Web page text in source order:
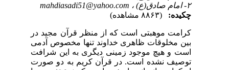
mahdiasadi51@yahoo.com
چکیده:
کرامت موهبتی است که از منظر قرآن مجید در
بین مخلوقات ظاهری خداوند تنها مخصوص آدمی
است و هیچ موجود زمینی دیگری به این شرافت
توصیف نشده است. در قرآن کریم به دو صورت